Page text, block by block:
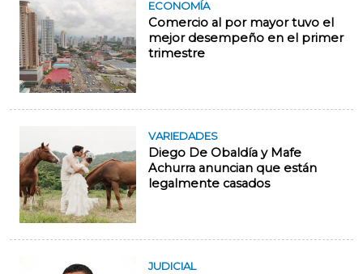
ECONOMÍA
Comercio al por mayor tuvo el
mejor desempeño en el primer
trimestre
VARIEDADES
Diego De Obaldía y Mafe
Achurra anuncian que están
legalmente casados
JUDICIAL